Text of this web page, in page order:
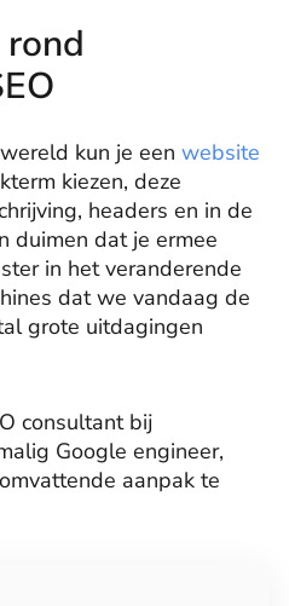
kun je een website
kiezen, deze
headers en in de
duimen dat je ermee
in het veranderende
dat we vandaag de
grote uitdagingen
consultant bij
Google engineer,
aanpak te